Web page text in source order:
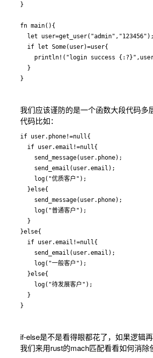
}
fn main(){
  let user=get_user("admin","123456");
  if let Some(user)=user{
println!("login success
  }
我们应该谨防的是一个函数大段代码多
代码比如：
if user.phone!=null{
  if user.email!=null{
    send_message(user.phone);
    send_email(user.email);
    log("优质客户");
  }else{
    send_message(user.phone);
    log("普通客户");
  }
}else{
  if user.email!=null{
    send_email(user.email);
    log("一般客户");
  }else{
    log("待发展客户");
  }
if-else是不是看得眼都花了，如果逻辑
我们来用rust的mach匹配看看如何消除